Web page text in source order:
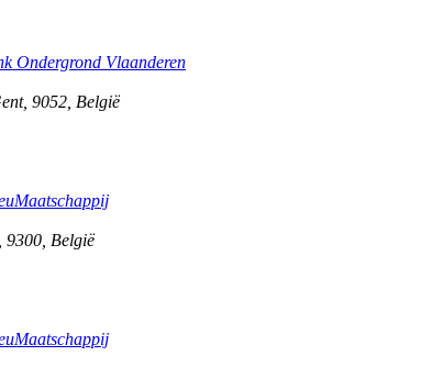
Ondergrond Vlaanderen
, 9052 België
9300 België